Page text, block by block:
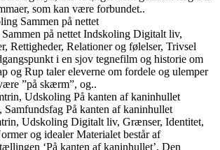
som kan være forbundet..
Sammen på nettet
Sammen på nettet Indskoling Digitalt liv,
Rettigheder, Relationer og følelser, Trivsel
i en sjov tegnefilm og historie om
og Rup taler eleverne om fordele og ulemper
”på skærm”, og..
Udskoling På kanten af kaninhullet
Samfundsfag På kanten af kaninhullet
Udskoling Digitalt liv, Grænser, Identitet,
og idealer Materialet består af
‘På kanten af kaninhullet’. Den